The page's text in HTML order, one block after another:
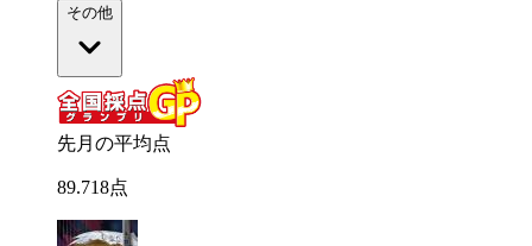
その他
先月の平均点
89.718点